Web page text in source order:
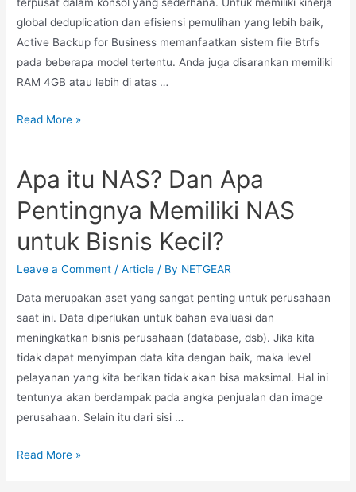
global deduplication dan efisiensi pemulihan yang lebih baik,
Active Backup for Business memanfaatkan sistem file Btrfs
pada beberapa model tertentu. Anda juga disarankan memiliki
RAM 4GB atau lebih di atas …
Read More »
Apa itu NAS? Dan Apa
Pentingnya Memiliki NAS
untuk Bisnis Kecil?
Leave a Comment /Article / By NETGEAR
Data merupakan aset yang sangat penting untuk perusahaan
saat ini. Data diperlukan untuk bahan evaluasi dan
meningkatkan bisnis perusahaan (database, dsb). Jika kita
tidak dapat menyimpan data kita dengan baik, maka level
pelayanan yang kita berikan tidak akan bisa maksimal. Hal ini
tentunya akan berdampak pada angka penjualan dan image
perusahaan. Selain itu dari sisi …
Read More »